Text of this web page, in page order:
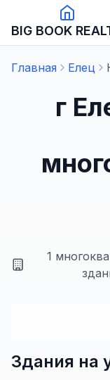
BIG BOOK
Главная Елец
г
1
Здания на